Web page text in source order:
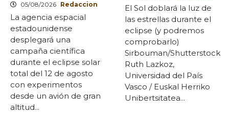
05/08/2026 Redaccion
La agencia espacial
estadounidense
desplegará una
campaña científica
durante el eclipse solar
total del 12 de agosto
con experimentos
desde un avión de gran
altitud...
El Sol doblará la luz de
las estrellas durante el
eclipse (y podremos
comprobarlo)
Sirbouman/Shutterstock
Ruth Lazkoz,
Universidad del País
Vasco / Euskal Herriko
Unibertsitatea...